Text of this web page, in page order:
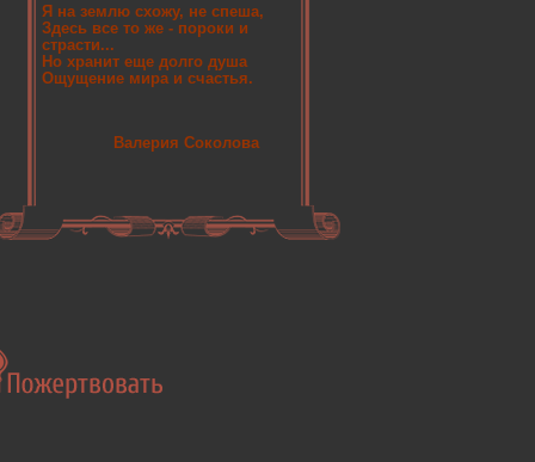
Я на землю схожу, не спеша,
Здесь все то же - пороки и
страсти...
Но хранит еще долго душа
Ощущение мира и счастья.
Валерия Соколова